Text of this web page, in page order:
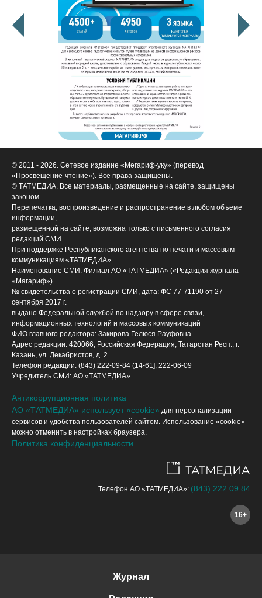
© 2011 - 2026. Сетевое издание «Мәгариф-уку» (перевод
«Просвещение-чтение»). Все права защищены.
© ТАТМЕДИА. Все материалы, размещенные на сайте, защищены
законом.
Перепечатка, воспроизведение и распространение в любом объеме
информации,
размещенной на сайте, возможна только с письменного согласия
редакций СМИ.
При поддержке Республиканского агентства по печати и массовым
коммуникациям «ТАТМЕДИА».
Наименование СМИ: Филиал АО «ТАТМЕДИА» («Редакция журнала
«Магариф»)
№ свидетельства о регистрации СМИ, дата: ФС 77-71190 от 27
сентября 2017 г.
выдано Федеральной службой по надзору в сфере связи,
информационных технологий и массовых коммуникаций
ФИО главного редактора: Закирова Гелюся Рауфовна
Адрес редакции: 420066, Российская Федерация, Татарстан Респ., г.
Казань, ул. Декабристов, д. 2
Телефон редакции: (843) 222-09-84 (14-61], 222-06-09
Учредитель СМИ: АО «ТАТМЕДИА»
Антикоррупционная политика
АО «ТАТМЕДИА» использует «cookie» для персонализации
сервисов и удобства пользователей сайтом. Использование «cookie»
можно отменить в настройках браузера.
Политика конфиденциальности
Телефон АО «ТАТМЕДИА»: (843) 222 09 84
16+
Журнал